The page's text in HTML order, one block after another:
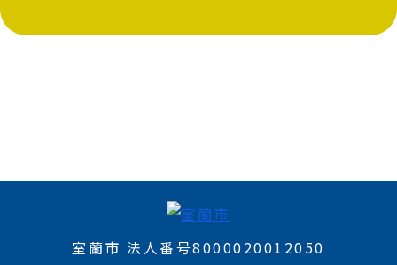
室蘭市 法人番号8000020012050